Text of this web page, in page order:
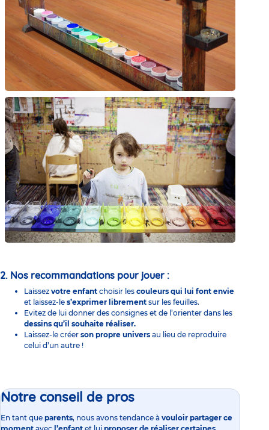
2. Nos recommandations pour jouer :
Laissez votre enfant choisir les couleurs qui lui font envie
et laissez-le s’exprimer librement sur les feuilles.
Evitez de lui donner des consignes et de l’orienter dans les
dessins qu’il souhaite réaliser.
Laissez-le créer son propre univers au lieu de reproduire
celui d’un autre !
Notre conseil de pros
En tant que parents, nous avons tendance à vouloir partager ce